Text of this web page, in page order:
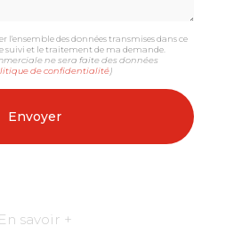
l'ensemble des données transmises dans ce
et le traitement de ma demande.
ne sera faite des données
de confidentialité)
En savoir +